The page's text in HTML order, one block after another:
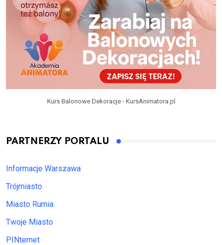
Kurs Balonowe Dekoracje - KursAnimatora.pl
PARTNERZY PORTALU
Informacje Warszawa
Trójmiasto
Miasto Rumia
Twoje Miasto
PINternet